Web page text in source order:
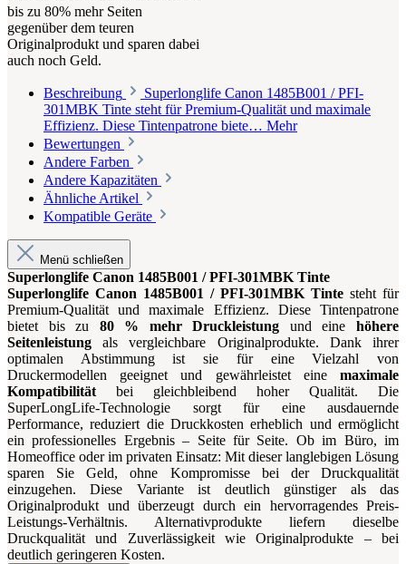
bis zu 80% mehr Seiten
gegenüber dem teuren
Originalprodukt und sparen dabei
auch noch Geld.
Beschreibung
Superlonglife Canon 1485B001 / PFI-
301MBK Tinte steht für Premium-Qualität und maximale
Effizienz. Diese Tintenpatrone biete… Mehr
Bewertungen
Andere Farben
Andere Kapazitäten
Ähnliche Artikel
Kompatible Geräte
Menü schließen
Superlonglife Canon 1485B001 / PFI-301MBK Tinte
Superlonglife Canon 1485B001 / PFI-301MBK Tinte steht für
Premium-Qualität und maximale Effizienz. Diese Tintenpatrone
bietet bis zu 80 % mehr Druckleistung und einehöhere
Seitenleistung als vergleichbare Originalprodukte. Dank ihrer
optimalen Abstimmung ist sie für eine Vielzahl von
Druckermodellen geeignet und gewährleistet eine maximale
Kompatibilitätbei gleichbleibend hoher Qualität. Die
SuperLongLife-Technologie sorgt für eine ausdauernde
Performance, reduziert die Druckkosten erheblich und ermöglicht
ein professionelles Ergebnis – Seite für Seite. Ob im Büro, im
Homeoffice oder im privaten Einsatz: Mit dieser langlebigen Lösung
sparen Sie Geld, ohne Kompromisse bei der Druckqualität
einzugehen. Diese Variante ist deutlich günstiger als das
Originalprodukt und überzeugt durch ein hervorragendes Preis-
Leistungs-Verhältnis. Alternativprodukte liefern dieselbe
Druckqualität und Zuverlässigkeit wie Originalprodukte – bei
deutlich geringeren Kosten.